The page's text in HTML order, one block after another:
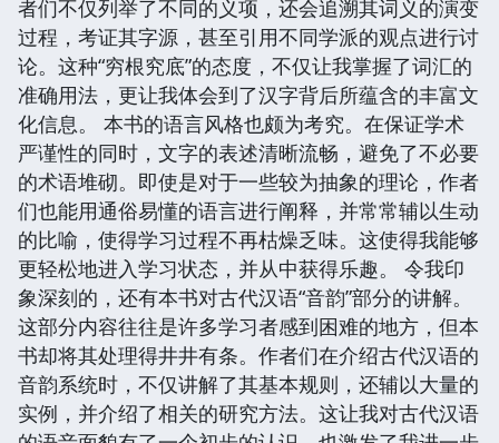
者们不仅列举了不同的义项，还会追溯其词义的演变
过程，考证其字源，甚至引用不同学派的观点进行讨
论。这种“穷根究底”的态度，不仅让我掌握了词汇的
准确用法，更让我体会到了汉字背后所蕴含的丰富文
化信息。 本书的语言风格也颇为考究。在保证学术
严谨性的同时，文字的表述清晰流畅，避免了不必要
的术语堆砌。即使是对于一些较为抽象的理论，作者
们也能用通俗易懂的语言进行阐释，并常常辅以生动
的比喻，使得学习过程不再枯燥乏味。这使得我能够
更轻松地进入学习状态，并从中获得乐趣。 令我印
象深刻的，还有本书对古代汉语“音韵”部分的讲解。
这部分内容往往是许多学习者感到困难的地方，但本
书却将其处理得井井有条。作者们在介绍古代汉语的
音韵系统时，不仅讲解了其基本规则，还辅以大量的
实例，并介绍了相关的研究方法。这让我对古代汉语